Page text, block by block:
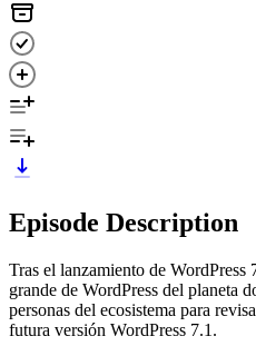
Episode Description
Tras el lanzamiento de WordPress
grande de WordPress del planeta
personas del ecosistema para
futura versión WordPress 7.1.